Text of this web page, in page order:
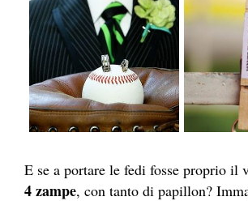
E se a portare le fedi fosse proprio il
4 zampe, con tanto di papillon?